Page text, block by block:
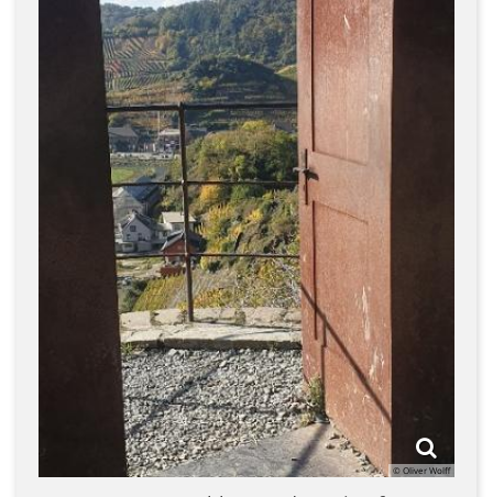
© Oliver Wolff